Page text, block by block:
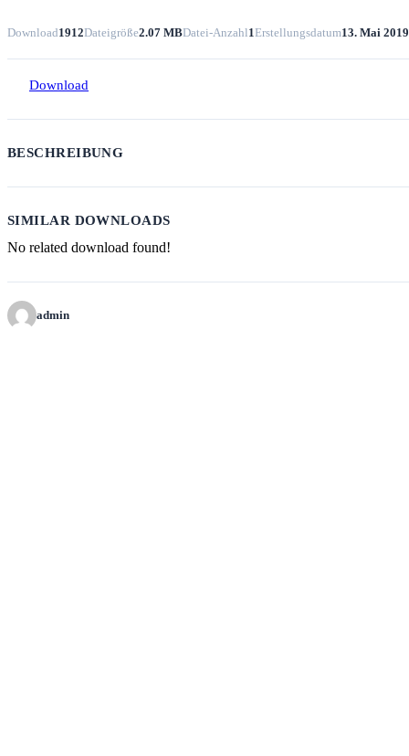
Download1912Dateigröße2.07 MBDatei-Anzahl1Erstellungsdatum13. Mai 2019
Download
BESCHREIBUNG
SIMILAR DOWNLOADS
No related download found!
admin